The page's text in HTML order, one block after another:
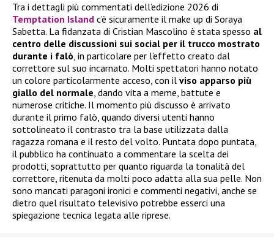
Tra i dettagli più commentati dell’edizione 2026 di
Temptation Island c’è sicuramente il make up di Soraya
Sabetta. La fidanzata di Cristian Mascolino è stata spesso al
centro delle discussioni sui social per il trucco mostrato
durante i falò, in particolare per l’effetto creato dal
correttore sul suo incarnato. Molti spettatori hanno notato
un colore particolarmente acceso, con il viso apparso più
giallo del normale, dando vita a meme, battute e
numerose critiche. Il momento più discusso è arrivato
durante il primo falò, quando diversi utenti hanno
sottolineato il contrasto tra la base utilizzata dalla
ragazza romana e il resto del volto. Puntata dopo puntata,
il pubblico ha continuato a commentare la scelta dei
prodotti, soprattutto per quanto riguarda la tonalità del
correttore, ritenuta da molti poco adatta alla sua pelle. Non
sono mancati paragoni ironici e commenti negativi, anche se
dietro quel risultato televisivo potrebbe esserci una
spiegazione tecnica legata alle riprese.